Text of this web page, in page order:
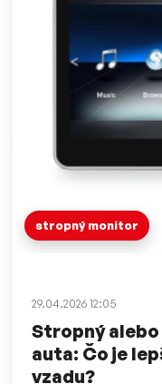
stropný monitor
29.04.2026 12:05
Stropný
auta: Čo je
vzadu?